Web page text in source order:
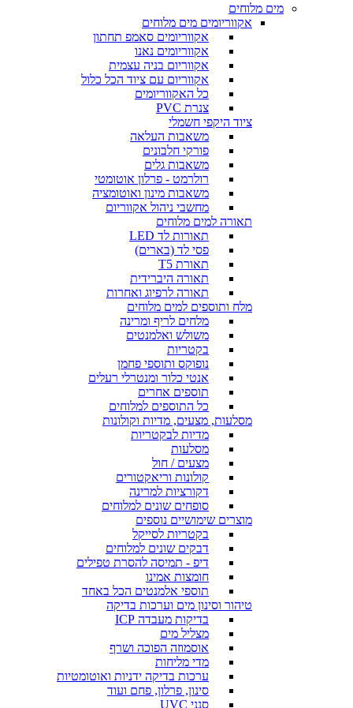
מים מלוחים
אקווריומים מים מלוחים
אקווריומים סאמפ תחתון
אקווריומים נאנו
אקווריום בניה עצמית
אקווריום עם ציוד הכל כלול
כל האקווריומים
צנרת PVC
ציוד היקפי חשמלי
משאבות העלאה
פורקי חלבונים
משאבות גלים
רולרמט - פרלון אוטומטי
משאבות מינון ואוטומציה
מחשבי ניהול אקווריום
תאורה למים מלוחים
תאורות לד LED
פסי לד (בארים)
תאורת T5
תאורה היברידית
תאורה לרפיוג ואחרות
מלח ותוספים למים מלוחים
מלחים לריף ומרינה
משולש ואלמנטים
בקטריות
נופוקס ותוספי פחמן
אנטי כלור ומנטרלי רעלים
תוספים אחרים
כל התוספים למלוחים
מסלעות, מצעים, מדיות וקולונות
מדיות לבקטריות
מסלעות
מצעים / חול
קולונות וריאקטורים
דקורציות למרינה
סופחים שונים למלוחים
מוצרים שימושיים נוספים
בקטריות לסייקל
דבקים שונים למלוחים
דיפ - תמיסה להסרת טפילים
חומצות אמינו
תוספי אלמנטים הכל באחד
טיהור וסינון מים וערכות בדיקה
בדיקות מעבדה ICP
מצליל מים
אוסמוזה הפוכה ושרף
מדי מליחות
ערכות בדיקה ידניות ואוטומטיות
סינון, פרלון, פחם ועוד
סנני UVC